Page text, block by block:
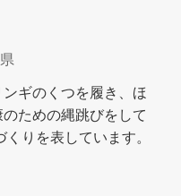
ギのくつを履き、ほ
ための縄跳びをして
りを表しています。